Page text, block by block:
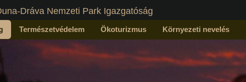
Dráva Nemzeti Park Igazgatóság
Természetvédelem Ökoturizmus Környezeti nevelés